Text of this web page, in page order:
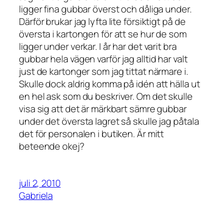
ligger fina gubbar överst och dåliga under.
Därför brukar jag lyfta lite försiktigt på de
översta i kartongen för att se hur de som
ligger under verkar. I år har det varit bra
gubbar hela vägen varför jag alltid har valt
just de kartonger som jag tittat närmare i.
Skulle dock aldrig komma på idén att hälla ut
en hel ask som du beskriver. Om det skulle
visa sig att det är märkbart sämre gubbar
under det översta lagret så skulle jag påtala
det för personalen i butiken. Är mitt
beteende okej?
juli 2, 2010
Gabriela